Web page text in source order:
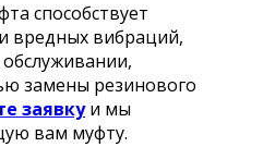
способствует
вибраций,
замены резинового
заявкуи мы
вам муфту.